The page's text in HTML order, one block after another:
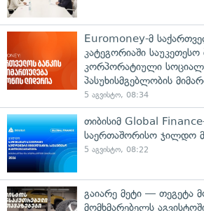
Euromoney-მ
კატეგორიაში
კორპორატიული
პასუხისმგებლობის
5 აგვისტო, 08:34
თიბისიმ Global
საერთაშორისო ჯილდო
5 აგვისტო, 08:22
გაიარე მეტი — თეგეტა
მომხმარებელს